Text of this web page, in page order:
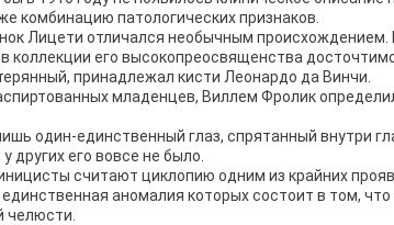
комбинацию патологических призна­ков.
Лицети отличался необычным
коллекции его высокопрео­священства
принадлежал кисти Леонардо да Винчи.
младенцев, Виллем Фролик
один-единственный глаз, спрятанный внутри
других его вовсе не было.
считают циклопию одним из крайних
аномалия которых состоит в том,
челюсти.